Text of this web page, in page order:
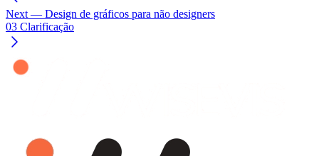
Next — Design de gráficos para não designers
03 Clarificação